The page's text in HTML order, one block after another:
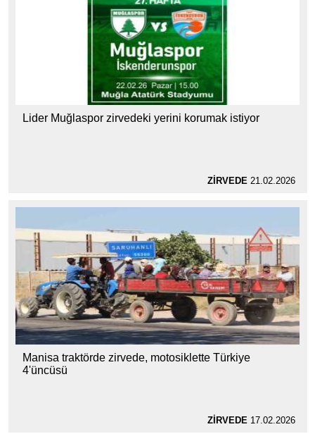
Lider Muğlaspor zirvedeki yerini korumak istiyor
ZİRVEDE21.02.2026
Manisa traktörde zirvede, motosiklette Türkiye
4'üncüsü
ZİRVEDE17.02.2026